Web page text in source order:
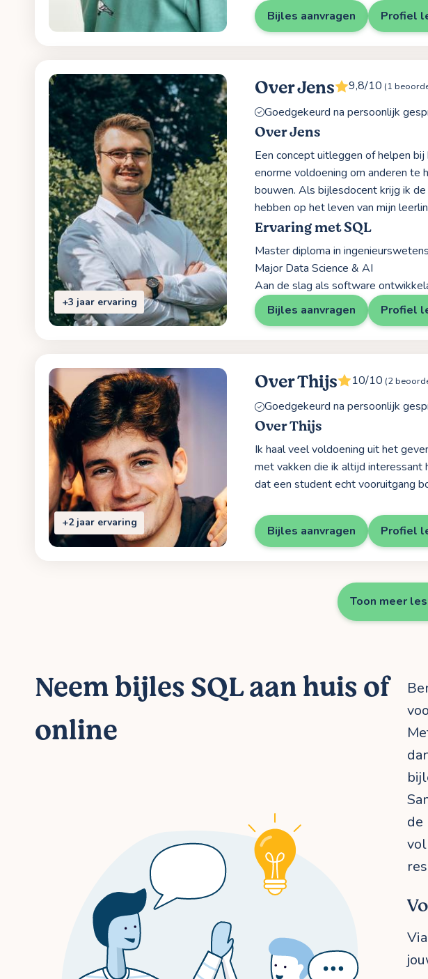
Bijles aanvragen
Profiel
+3 jaar ervaring
Over Jens 9,8/10 (1
Goedgekeurd na persoonlijk
Over Jens
Een concept uitleggen of helpen
enorme voldoening om anderen
bouwen. Als bijlesdocent krijg ik
hebben op het leven van mijn
Ervaring met SQL
Master diploma in
Major Data Science & AI
Aan de slag als software
Bijles aanvragen
Profiel
+2 jaar ervaring
Over Thijs 10/10 (2
Goedgekeurd na persoonlijk
Over Thijs
Ik haal veel voldoening uit het
met vakken die ik altijd
dat een student echt vooruitgang
Bijles aanvragen Profiel
Toon meer
Neem bijles SQL aan huis of
online
de